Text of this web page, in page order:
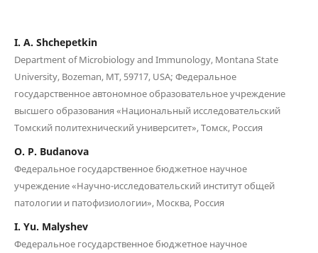
I. A. Shchepetkin
Department of Microbiology and Immunology, Montana State
University, Bozeman, MT, 59717, USA; Федеральное
государственное автономное образовательное учреждение
высшего образования «Национальный исследовательский
Томский политехнический университет», Томск, Россия
O. P. Budanova
Федеральное государственное бюджетное научное
учреждение «Научно-исследовательский институт общей
патологии и патофизиологии», Москва, Россия
I. Yu. Malyshev
Федеральное государственное бюджетное научное